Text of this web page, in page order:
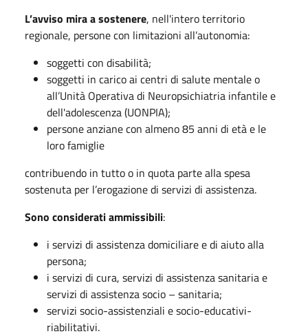
L’avviso mira a sostenere, nell'intero territorio
regionale, persone con limitazioni all’autonomia:
soggetti con disabilità;
soggetti in carico ai centri di salute mentale o
all’Unità Operativa di Neuropsichiatria infantile e
dell'adolescenza (UONPIA);
persone anziane con almeno 85 anni di età e le
loro famiglie
contribuendo in tutto o in quota parte alla spesa
sostenuta per l’erogazione di servizi di assistenza.
Sono considerati ammissibili:
i servizi di assistenza domiciliare e di aiuto alla
persona;
i servizi di cura, servizi di assistenza sanitaria e
servizi di assistenza socio – sanitaria;
servizi socio-assistenziali e socio-educativi-
riabilitativi.